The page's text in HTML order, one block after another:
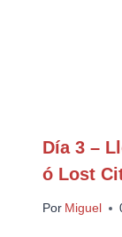
Día 3 –
ó Lost
Por Miguel